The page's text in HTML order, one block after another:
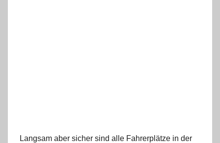
Langsam aber sicher sind alle Fahrerplätze in der